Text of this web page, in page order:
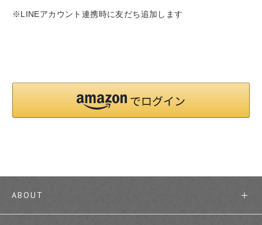
※LINEアカウント連携時に友だち追加します
ABOUT